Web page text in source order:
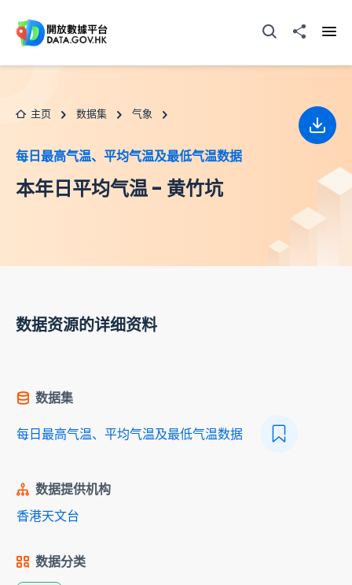
打开搜寻器分享至
主页 数据集 气象
每日最高气温、平均气温及最低气温数据
本年日平均气温 - 黄竹坑
下载
数据资源的详细资料
数据集
每日最高气温、平均气温及最低气温数据
数据提供机构
香港天文台
数据分类